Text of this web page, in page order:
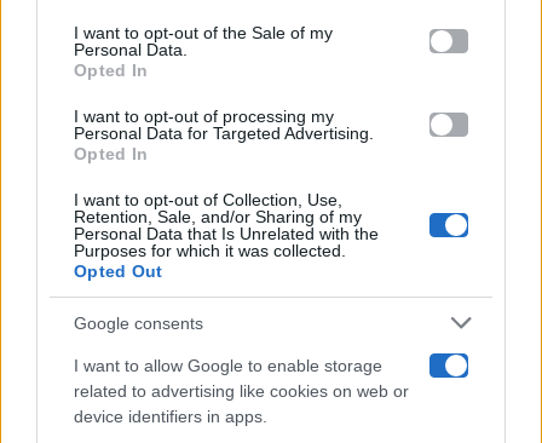
services and may gather and store information including but
not limited to your visit or usage behaviour. You may click to
grant or deny consent to Google and its third-party tags to
consent section.
I want to opt-out of the Sale of my
Personal Data.
Opted In
I want to opt-out of processing my
Personal Data for Targeted Advertising.
Opted In
I want to opt-out of Collection, Use,
Retention, Sale, and/or Sharing of my
Personal Data that Is Unrelated with the
Purposes for which it was collected.
Opted Out
Google consents
I want to allow Google to enable storage
related to advertising like cookies on web or
device identifiers in apps.
Programmi TV
Amici
Ballando Con Le Stelle
Grande Fratello
Isola Dei Famosi
Uomini E Donne